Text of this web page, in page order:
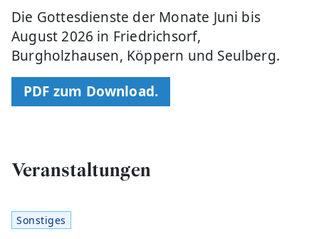
Die Gottesdienste der Monate Juni bis
August 2026 in Friedrichsorf,
Burgholzhausen, Köppern und Seulberg.
PDF zum Download.
Veranstaltungen
Sonstiges